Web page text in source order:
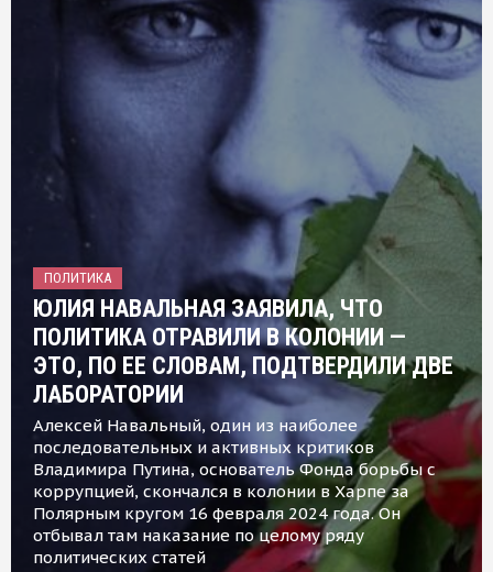
ПОЛИТИКА
ЮЛИЯ НАВАЛЬНАЯ ЗАЯВИЛА, ЧТО
ПОЛИТИКА ОТРАВИЛИ В КОЛОНИИ —
ЭТО, ПО ЕЕ СЛОВАМ, ПОДТВЕРДИЛИ ДВЕ
ЛАБОРАТОРИИ
Алексей Навальный, один из наиболее
последовательных и активных критиков
Владимира Путина, основатель Фонда борьбы с
коррупцией, скончался в колонии в Харпе за
Полярным кругом 16 февраля 2024 года. Он
отбывал там наказание по целому ряду
политических статей